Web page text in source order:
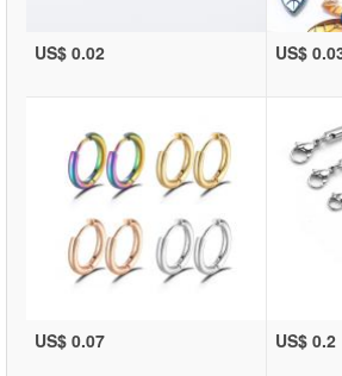
US$ 0.02 US$
US$ 0.07 US$ 0.2